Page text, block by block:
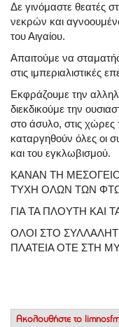
Δε γινόμαστε θεατές
νεκρών και
του Αιγαίου.
Απαιτούμε να
στις ιμπεριαλιστικές
Εκφράζουμε την
διεκδικούμε την
στο άσυλο, στις
καταργηθούν όλες οι
και του εγκλωβισμού.
ΚΑΝΑΝ ΤΗ
ΤΥΧΗ ΟΛΩΝ ΤΩΝ
ΓΙΑ ΤΑ ΠΛΟΥΤΗ ΚΑΙ
ΟΛΟΙ ΣΤΟ
ΠΛΑΤΕΙΑ ΟΤΕ ΣΤΗ
Ακολουθήστε το